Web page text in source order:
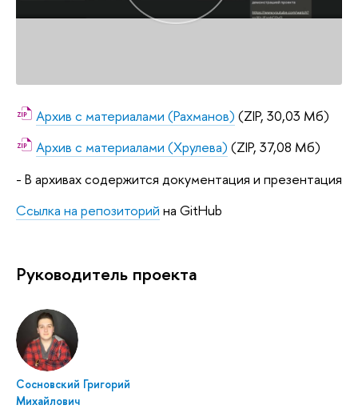
Архив с материалами (Рахманов) (ZIP, 30,03 Мб)
Архив с материалами (Хрулева) (ZIP, 37,08 Мб)
- В архивах содержится документация и презентация
Ссылка на репозиторий на GitHub
Руководитель проекта
Сосновский Григорий
Михайлович